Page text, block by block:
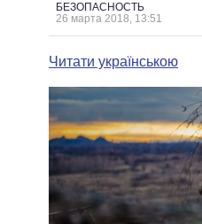
КАБИНЕТ
ГЛАВЫ
МЭРЫ
ВСЕ ПЕРСОНЫ
БЕЗОПАСНОСТЬ
26 марта 2018, 13:51
Читати українською